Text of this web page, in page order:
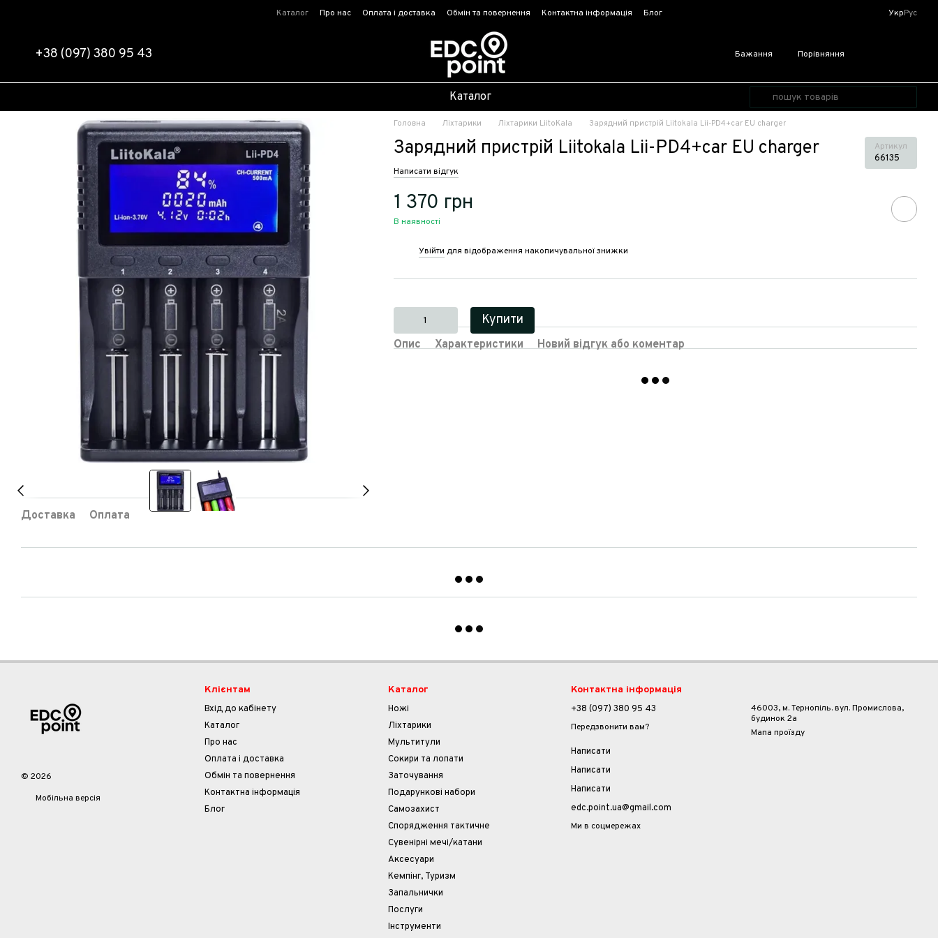
Каталог Про нас Оплата і доставка Обмін та повернення Контактна інформація Блог УкрРус
+38 (097) 380 95 43 Бажання Порівняння
Каталог
Доставка Оплата
Головна Ліхтарики Ліхтарики LiitoKala Зарядний пристрій Liitokala Lii-PD4+car EU charger
Зарядний пристрій Liitokala Lii-PD4+car EU charger
Артикул
66135
Написати відгук
1 370 грн
В наявності
Увійти для відображення накопичувальної знижки
Купити
Опис Характеристики Новий відгук або коментар
© 2026
Мобільна версія
Клієнтам
Вхід до кабінету
Каталог
Про нас
Оплата і доставка
Обмін та повернення
Контактна інформація
Блог
Каталог
Ножі
Ліхтарики
Мультитули
Cокири та лопати
Заточування
Подарункові набори
Самозахист
Спорядження тактичне
Сувенірні мечі/катани
Аксесуари
Кемпінг, Туризм
Запальнички
Послуги
Інструменти
Контактна інформація
+38 (097) 380 95 43
Передзвонити вам?
Написати
Написати
Написати
edc.point.ua@gmail.com
46003, м. Тернопіль. вул. Промислова,
будинок 2а
Мапа проїзду
Ми в соцмережах